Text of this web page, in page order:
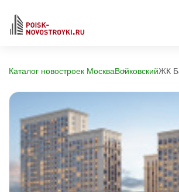
Каталог новостроек МоскваВойковскийЖК